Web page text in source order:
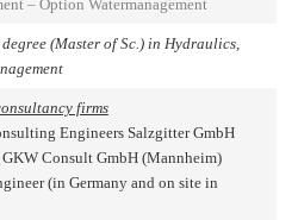
– Option Watermanagement
(Master of Sc.) in Hydraulics,
firms
Engineers Salzgitter GmbH
Consult GmbH (Mannheim)
(in Germany and on site in